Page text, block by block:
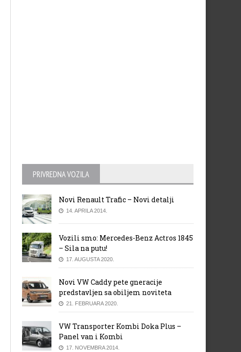
PRIVREDNA VOZILA
Novi Renault Trafic – Novi detalji
14. APRILA 2014.
Vozili smo: Mercedes-Benz Actros 1845
– Sila na putu!
17. AUGUSTA 2020.
Novi VW Caddy pete gneracije
predstavljen sa obiljem noviteta
21. FEBRUARA 2020.
VW Transporter Kombi Doka Plus –
Panel van i Kombi
17. NOVEMBRA 2014.